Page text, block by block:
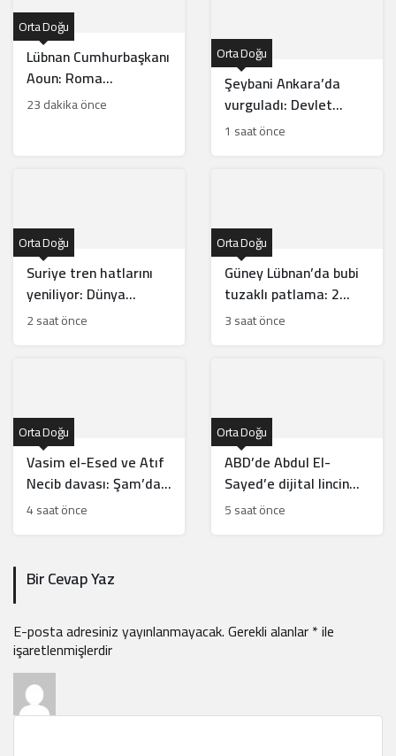
Lübnan Cumhurbaşkanı
Aoun: Roma
görüşmelerinde
Orta Doğu
23 dakika önce
Şeybani Ankara’da
vurguladı: Devlet
otoritesi dışındaki
Orta Doğu
1 saat önce
Suriye tren hatlarını
yeniliyor: Dünya
Bankası ile kritik zirve!
Orta Doğu
2 saat önce
Güney Lübnan’da bubi
tuzaklı patlama: 2
İsrail askeri öldü
Orta Doğu
3 saat önce
Vasim el-Esed ve Atıf
Necib davası: Şam’da
karar günü açıklandı
Orta Doğu
4 saat önce
ABD’de Abdul El-
Sayed’e dijital lincin
arkasında kim var?
Orta Doğu
5 saat önce
Bir Cevap Yaz
E-posta adresiniz yayınlanmayacak.Gerekli alanlar*ile
işaretlenmişlerdir